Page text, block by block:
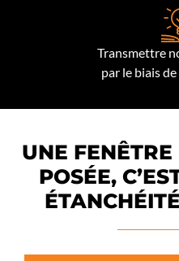
Transmettre
par le biais
UNE
POSÉE,